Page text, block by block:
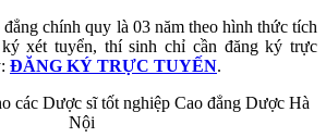
chính quy là 03 năm theo hình thức tích
xét tuyển, thí sinh chỉ cần đăng ký trực
ĐĂNG KÝ TRỰC TUYẾN.